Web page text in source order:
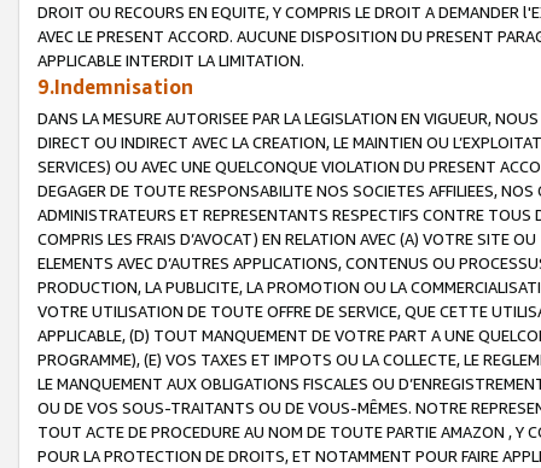
DROIT OU RECOURS EN EQUITE, Y COMPRIS LE DROIT A DEMANDER
AVEC LE PRESENT ACCORD. AUCUNE DISPOSITION DU PRESENT
APPLICABLE INTERDIT LA LIMITATION.
9.Indemnisation
DANS LA MESURE AUTORISEE PAR LA LEGISLATION EN VIGUEUR,
DIRECT OU INDIRECT AVEC LA CREATION, LE MAINTIEN OU
SERVICES) OU AVEC UNE QUELCONQUE VIOLATION DU PRESENT
DEGAGER DE TOUTE RESPONSABILITE NOS SOCIETES AFFILIEES,
ADMINISTRATEURS ET REPRESENTANTS RESPECTIFS CONTRE
COMPRIS LES FRAIS D’AVOCAT) EN RELATION AVEC (A) VOTRE SITE
ELEMENTS AVEC D’AUTRES APPLICATIONS, CONTENUS OU
PRODUCTION, LA PUBLICITE, LA PROMOTION OU LA
VOTRE UTILISATION DE TOUTE OFFRE DE SERVICE, QUE CETTE
APPLICABLE, (D) TOUT MANQUEMENT DE VOTRE PART A UNE
PROGRAMME), (E) VOS TAXES ET IMPOTS OU LA COLLECTE, LE
LE MANQUEMENT AUX OBLIGATIONS FISCALES OU
OU DE VOS SOUS-TRAITANTS OU DE VOUS-MÊMES. NOTRE
TOUT ACTE DE PROCEDURE AU NOM DE TOUTE PARTIE AMAZON , Y
POUR LA PROTECTION DE DROITS, ET NOTAMMENT POUR FAIRE